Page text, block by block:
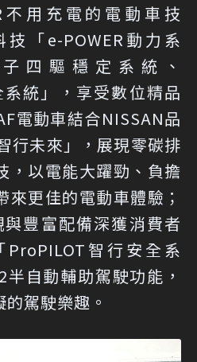
不用充電的電動車技
「e-POWER動力系
子四驅穩定系統、
統」，享受數位精品
電動車結合NISSAN品
行未來」，展現零碳排
，以電能大躍勁、負擔
來更佳的電動車體驗；
豐富配備深獲消費者
智行安全系
自動輔助駕駛功能，
駕駛樂趣。